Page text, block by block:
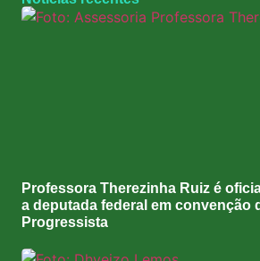
Professora Therezinha Ruiz é
a deputada federal em convenção
Progressista